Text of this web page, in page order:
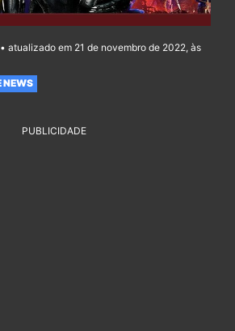
atualizado em 21 de novembro de 2022, às
NEWS
PUBLICIDADE